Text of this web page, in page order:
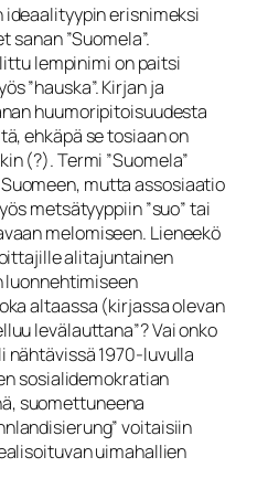
erisnimeksi
”Suomela”.
lempinimi on paitsi
”hauska”. Kirjan ja
huumoripitoisuudesta
ehkäpä se tosiaan on
(?). Termi ”Suomela”
mutta assosiaatio
metsätyyppiin ”suo” tai
melomiseen. Lieneekö
alitajuntainen
luonnehtimiseen
altaassa (kirjassa olevan
levälauttana”? Vai onko
nähtävissä 1970-luvulla
sosialidemokratian
suomettuneena
voitaisiin
uimahallien